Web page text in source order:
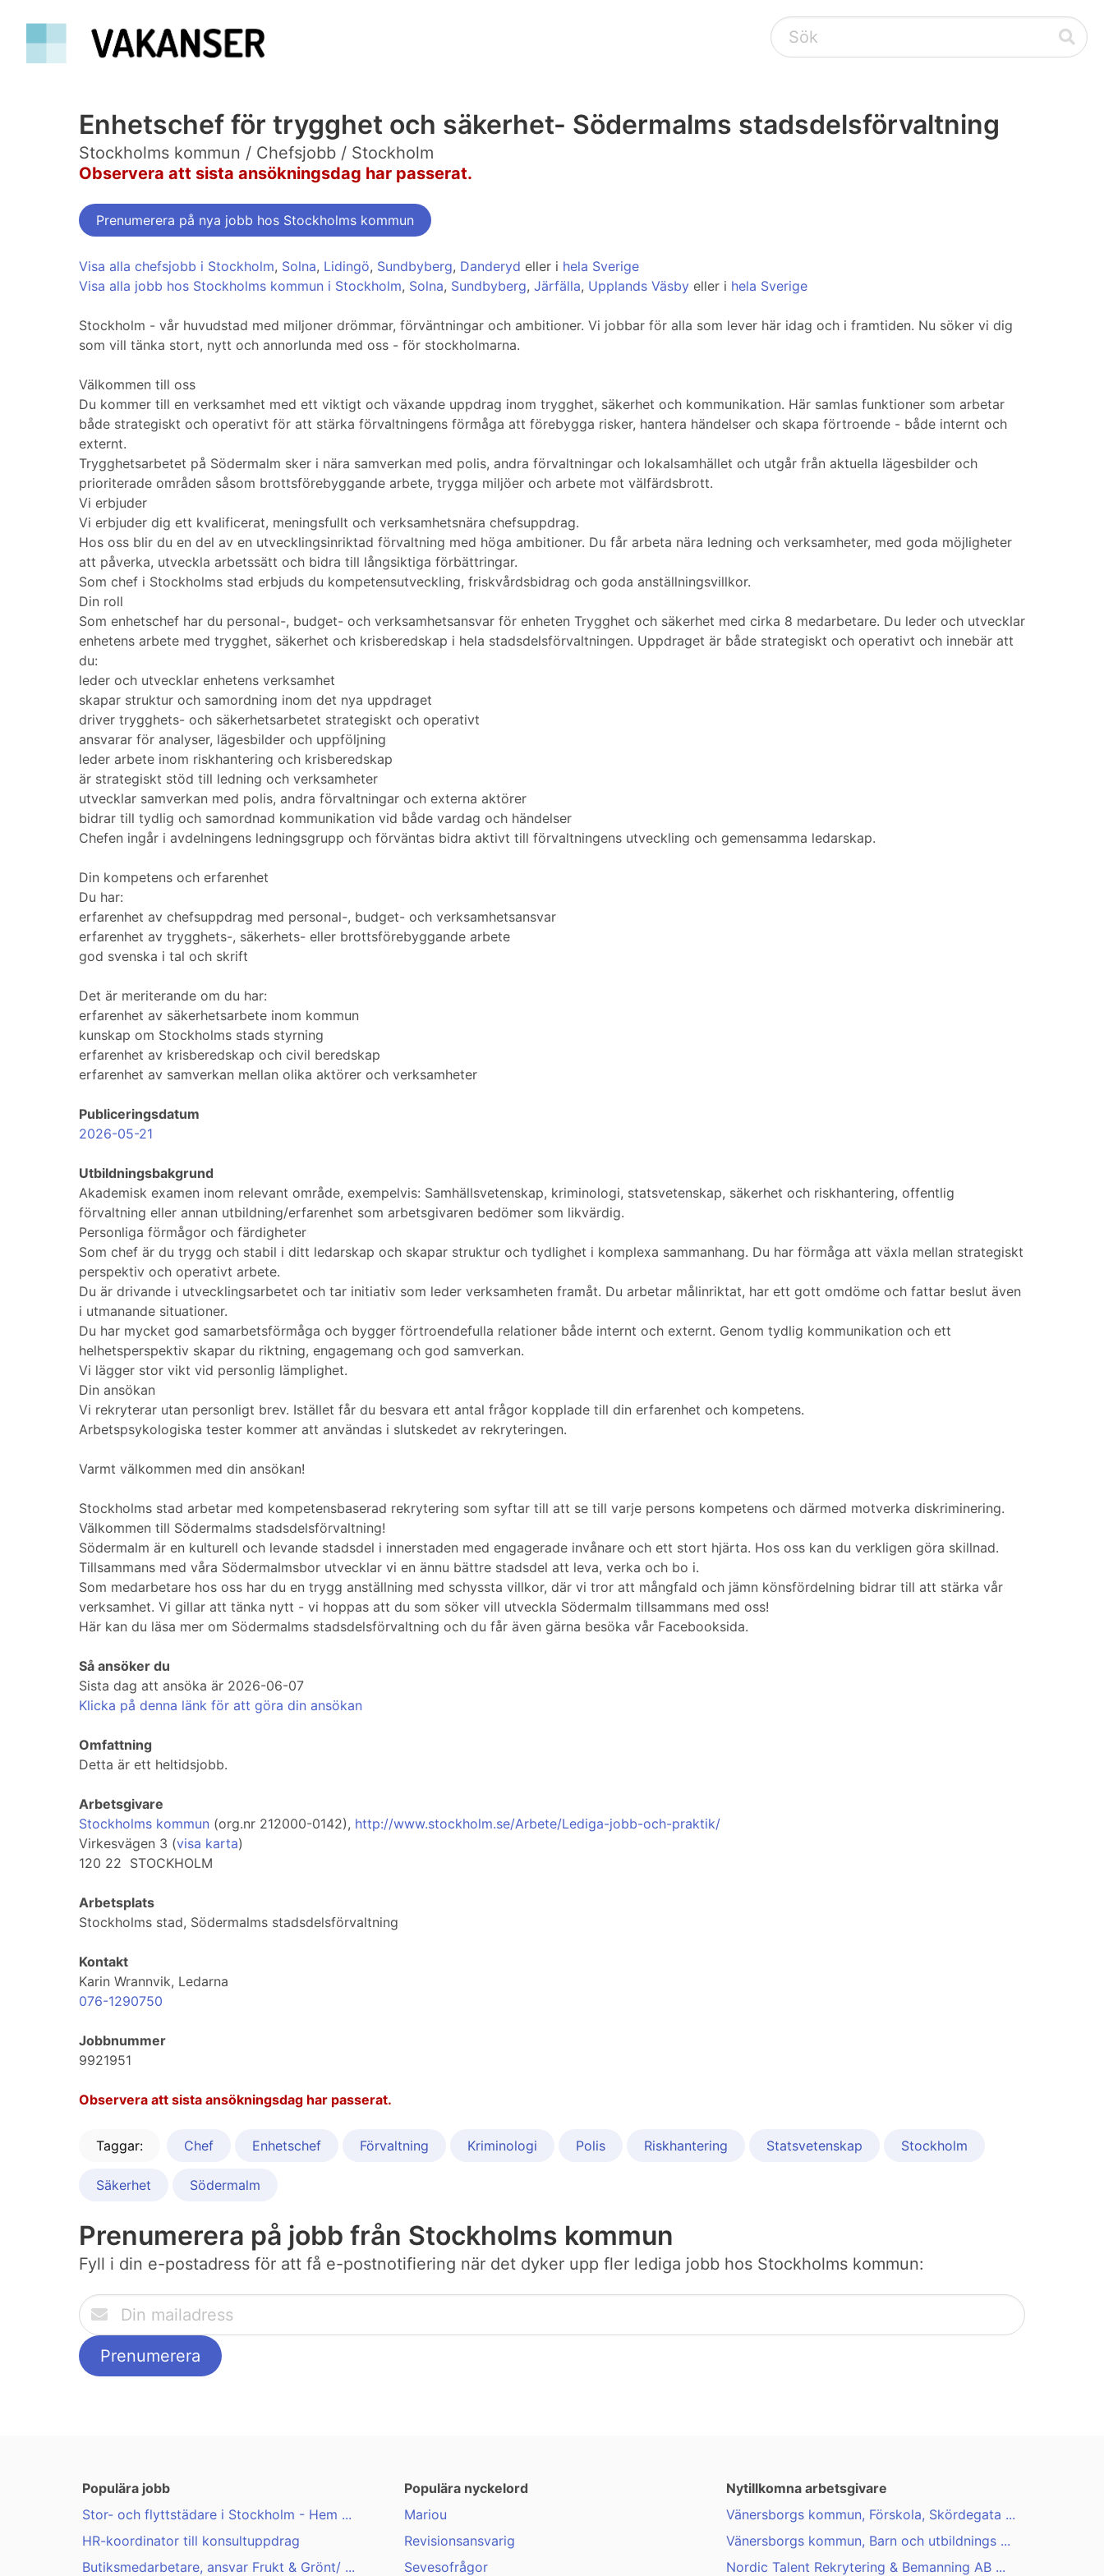
Enhetschef för trygghet och säkerhet- Södermalms stadsdelsförvaltning
Stockholms kommun / Chefsjobb / Stockholm
Observera att sista ansökningsdag har passerat.
Prenumerera på nya jobb hos Stockholms kommun
Visa alla chefsjobb i Stockholm, Solna, Lidingö, Sundbyberg, Danderyd eller i hela Sverige
Visa alla jobb hos Stockholms kommun i Stockholm, Solna, Sundbyberg, Järfälla, Upplands Väsby eller i hela Sverige
Stockholm - vår huvudstad med miljoner drömmar, förväntningar och ambitioner. Vi jobbar för alla som lever här idag och i framtiden. Nu söker vi dig
som vill tänka stort, nytt och annorlunda med oss - för stockholmarna.
Välkommen till oss
Du kommer till en verksamhet med ett viktigt och växande uppdrag inom trygghet, säkerhet och kommunikation. Här samlas funktioner som arbetar
både strategiskt och operativt för att stärka förvaltningens förmåga att förebygga risker, hantera händelser och skapa förtroende - både internt och
externt.
Trygghetsarbetet på Södermalm sker i nära samverkan med polis, andra förvaltningar och lokalsamhället och utgår från aktuella lägesbilder och
prioriterade områden såsom brottsförebyggande arbete, trygga miljöer och arbete mot välfärdsbrott.
Vi erbjuder
Vi erbjuder dig ett kvalificerat, meningsfullt och verksamhetsnära chefsuppdrag.
Hos oss blir du en del av en utvecklingsinriktad förvaltning med höga ambitioner. Du får arbeta nära ledning och verksamheter, med goda möjligheter
att påverka, utveckla arbetssätt och bidra till långsiktiga förbättringar.
Som chef i Stockholms stad erbjuds du kompetensutveckling, friskvårdsbidrag och goda anställningsvillkor.
Din roll
Som enhetschef har du personal-, budget- och verksamhetsansvar för enheten Trygghet och säkerhet med cirka 8 medarbetare. Du leder och utvecklar
enhetens arbete med trygghet, säkerhet och krisberedskap i hela stadsdelsförvaltningen. Uppdraget är både strategiskt och operativt och innebär att
du:
leder och utvecklar enhetens verksamhet
skapar struktur och samordning inom det nya uppdraget
driver trygghets- och säkerhetsarbetet strategiskt och operativt
ansvarar för analyser, lägesbilder och uppföljning
leder arbete inom riskhantering och krisberedskap
är strategiskt stöd till ledning och verksamheter
utvecklar samverkan med polis, andra förvaltningar och externa aktörer
bidrar till tydlig och samordnad kommunikation vid både vardag och händelser
Chefen ingår i avdelningens ledningsgrupp och förväntas bidra aktivt till förvaltningens utveckling och gemensamma ledarskap.
Din kompetens och erfarenhet
Du har:
erfarenhet av chefsuppdrag med personal-, budget- och verksamhetsansvar
erfarenhet av trygghets-, säkerhets- eller brottsförebyggande arbete
god svenska i tal och skrift
Det är meriterande om du har:
erfarenhet av säkerhetsarbete inom kommun
kunskap om Stockholms stads styrning
erfarenhet av krisberedskap och civil beredskap
erfarenhet av samverkan mellan olika aktörer och verksamheter
Publiceringsdatum
2026-05-21
Utbildningsbakgrund
Akademisk examen inom relevant område, exempelvis: Samhällsvetenskap, kriminologi, statsvetenskap, säkerhet och riskhantering, offentlig
förvaltning eller annan utbildning/erfarenhet som arbetsgivaren bedömer som likvärdig.
Personliga förmågor och färdigheter
Som chef är du trygg och stabil i ditt ledarskap och skapar struktur och tydlighet i komplexa sammanhang. Du har förmåga att växla mellan strategiskt
perspektiv och operativt arbete.
Du är drivande i utvecklingsarbetet och tar initiativ som leder verksamheten framåt. Du arbetar målinriktat, har ett gott omdöme och fattar beslut även
i utmanande situationer.
Du har mycket god samarbetsförmåga och bygger förtroendefulla relationer både internt och externt. Genom tydlig kommunikation och ett
helhetsperspektiv skapar du riktning, engagemang och god samverkan.
Vi lägger stor vikt vid personlig lämplighet.
Din ansökan
Vi rekryterar utan personligt brev. Istället får du besvara ett antal frågor kopplade till din erfarenhet och kompetens.
Arbetspsykologiska tester kommer att användas i slutskedet av rekryteringen.
Varmt välkommen med din ansökan!
Stockholms stad arbetar med kompetensbaserad rekrytering som syftar till att se till varje persons kompetens och därmed motverka diskriminering.
Välkommen till Södermalms stadsdelsförvaltning!
Södermalm är en kulturell och levande stadsdel i innerstaden med engagerade invånare och ett stort hjärta. Hos oss kan du verkligen göra skillnad.
Tillsammans med våra Södermalmsbor utvecklar vi en ännu bättre stadsdel att leva, verka och bo i.
Som medarbetare hos oss har du en trygg anställning med schyssta villkor, där vi tror att mångfald och jämn könsfördelning bidrar till att stärka vår
verksamhet. Vi gillar att tänka nytt - vi hoppas att du som söker vill utveckla Södermalm tillsammans med oss!
Här kan du läsa mer om Södermalms stadsdelsförvaltning och du får även gärna besöka vår Facebooksida.
Så ansöker du
Sista dag att ansöka är 2026-06-07
Klicka på denna länk för att göra din ansökan
Omfattning
Detta är ett heltidsjobb.
Arbetsgivare
Stockholms kommun (org.nr 212000-0142), http://www.stockholm.se/Arbete/Lediga-jobb-och-praktik/
Virkesvägen 3 (visa karta)
120 22 STOCKHOLM
Arbetsplats
Stockholms stad, Södermalms stadsdelsförvaltning
Kontakt
Karin Wrannvik, Ledarna
076-1290750
Jobbnummer
9921951
Observera att sista ansökningsdag har passerat.
Taggar: Chef Enhetschef Förvaltning Kriminologi Polis Riskhantering Statsvetenskap Stockholm
Säkerhet Södermalm
Prenumerera på jobb från Stockholms kommun
Fyll i din e-postadress för att få e-postnotifiering när det dyker upp fler lediga jobb hos Stockholms kommun:
Populära jobb
Stor- och flyttstädare i Stockholm - Hem ...
HR-koordinator till konsultuppdrag
Butiksmedarbetare, ansvar Frukt & Grönt/ ...
Populära nyckelord
Mariou
Revisionsansvarig
Sevesofrågor
Nytillkomna arbetsgivare
Vänersborgs kommun, Förskola, Skördegata ...
Vänersborgs kommun, Barn och utbildnings ...
Nordic Talent Rekrytering & Bemanning AB ...